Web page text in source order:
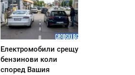
Електромобили срещу
бензинови коли
според Вашия